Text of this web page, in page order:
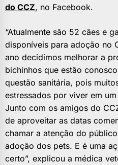
do CCZ, no Facebook.
“Atualmente são 52 cães e
disponíveis para adoção no
ano decidimos melhorar a
bichinhos que estão
questão sanitária, pois
estressados por viver em
Junto com os amigos do
de aproveitar as datas
chamar a atenção do
adoção dos pets. E é uma
certo”, explicou a médica